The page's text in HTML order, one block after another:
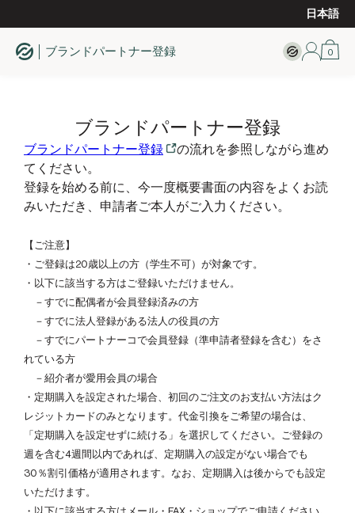
日本語
ブランドパートナー登録 0
ブランドパートナー登録
ブランドパートナー登録
の流れを参照しながら進め
てください。
登録を始める前に、今一度概要書面の内容をよくお読
みいただき、申請者ご本人がご入力ください。
【ご注意】
・ご登録は20歳以上の方（学生不可）が対象です。
・以下に該当する方はご登録いただけません。
－すでに配偶者が会員登録済みの方
－すでに法人登録がある法人の役員の方
－すでにパートナーコで会員登録（準申請者登録を含む）をさ
れている方
－紹介者が愛用会員の場合
・定期購入を設定された場合、初回のご注文のお支払い方法はク
レジットカードのみとなります。代金引換をご希望の場合は、
「定期購入を設定せずに続ける」を選択してください。ご登録の
週を含む4週間以内であれば、定期購入の設定がない場合でも
30％割引価格が適用されます。なお、定期購入は後からでも設定
いただけます。